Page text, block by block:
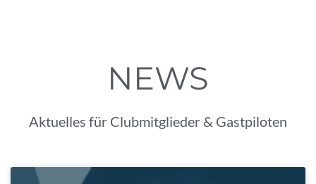
NEWS
Aktuelles für Clubmitglieder & Gastpiloten